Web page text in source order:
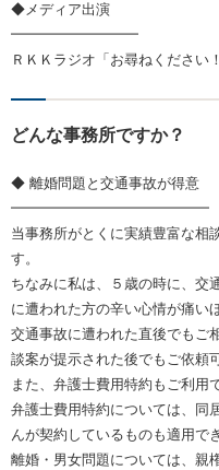
◆メディア出演
━━━━━━━━━
ＲＫＫラジオ「お尋ねください
どんな事務所ですか？
◆ 離婚問題と交通事故が得意
━━━━━━━━━━━━━━
当事務所がとくに実績豊富な相
す。
ちなみに私は、５歳の時に、交
に遭われた方の辛い心情が痛い
交通事故に遭われた直後でもご
談案が提示された後でもご依頼
また、弁護士費用特約もご利用
弁護士費用特約については、同
んが契約しているものも適用で
離婚・男女問題については、親